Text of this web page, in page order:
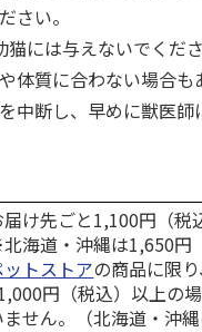
さい。
猫には与えないでくださ
体質に合わない場合
中断し、早めに獣医
届け先ごと1,100円（税
海道・沖縄は1,650円
ットストアの商品に限
円（税込）以上の
ません。（北海道・沖縄